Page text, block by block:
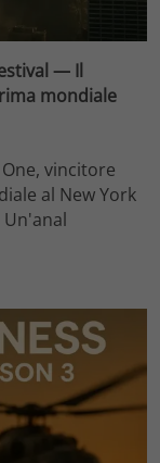
— Il
mondiale
vincitore
al New York
Un'anal